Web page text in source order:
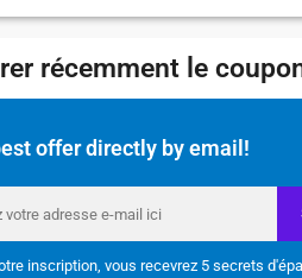
récemment le
offer directly by email!
inscription, vous recevrez 5 secrets